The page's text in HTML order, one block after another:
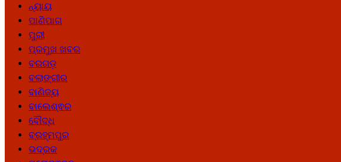
ନ୍ୟାୟ
ପାଣିପାଗ
ପୁରୀ
ପ୍ରମୁଖ ଖବର
ବରଗଡ଼
ବଲାଙ୍ଗୀର
ବାଣିଜ୍ୟ
ବାଲେଶ୍ଵର
ବୌଦ୍ଧ
ବ୍ରହ୍ମପୁର
ଭଦ୍ରକ